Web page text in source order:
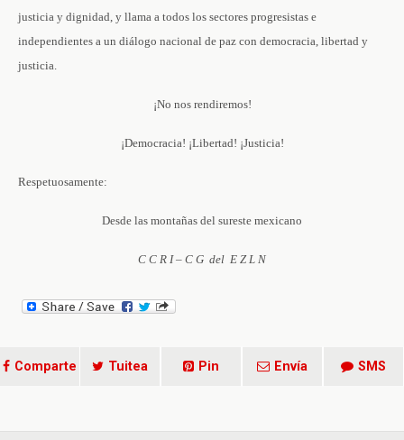
justicia y dignidad, y llama a todos los sectores progresistas e
independientes a un diálogo nacional de paz con democracia, libertad y
justicia.
¡No nos rendiremos!
¡Democracia! ¡Libertad! ¡Justicia!
Respetuosamente:
Desde las montañas del sureste mexicano
C C R I – C G del E Z L N
Comparte Tuitea Pin Envía SMS